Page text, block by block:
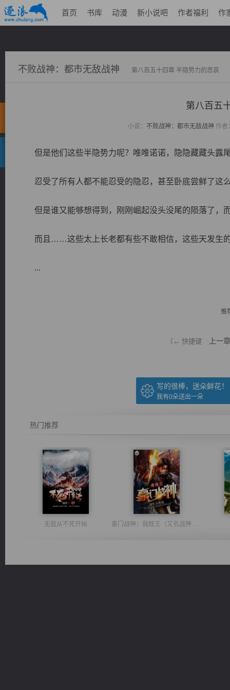
首页 书库 动漫 新小说吧 作者福利 作
不败战神：都市无敌战神 第八百五十四章 半隐势力的悲哀
第八百五
小说： 不败战神：都市无敌战神 作者
但是他们这些半隐势力呢？唯唯诺诺，隐隐藏藏头露
忍受了所有人都不能忍受的隐忍，甚至卧底尝鲜了这
但是谁又能够想得到，刚刚崛起没头没尾的陨落了，
而且……这些太上长老都有些不敢相信，这些天发生的
...
推
（← 快捷键 上一章
写的很棒，送朵鲜花！
我有0朵送出一朵
热门推荐
无敌从不死开始 豪门战神：我既王（又名战神归来不败神婿修罗战神）